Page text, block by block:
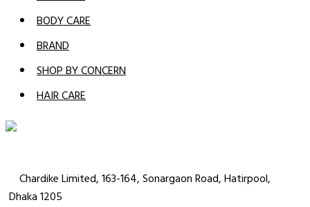
BODY CARE
BRAND
SHOP BY CONCERN
HAIR CARE
Chardike Limited, 163-164, Sonargaon Road, Hatirpool,
Dhaka 1205